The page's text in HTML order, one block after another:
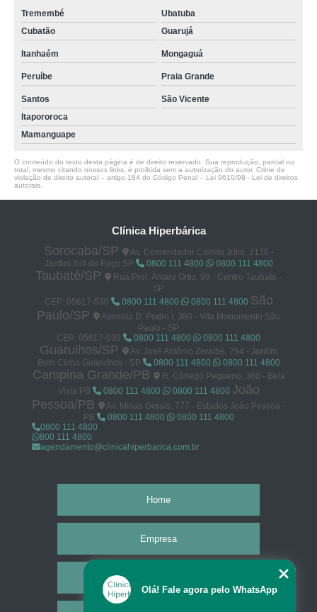
Tremembé
Ubatuba
Cubatão
Guarujá
Itanhaém Mongaguá
Peruíbe Praia Grande
Santos
São Vicente
Itapororoca
Mamanguape
O conteúdo do texto desta página é de direito reservado. Sua reprodução, parcial ou
total, mesmo citando nossos links, é proibida sem a autorização do autor. Crime de
violação de direito autoral – artigo 184 do Código Penal – Lei 9610/98 - Lei de direitos
autorais
Clínica Hiperbárica
Sorocaba/SP
Av. Comendador Camilo Júlio, 2136 -
Jardim Ibiti do Paço SP
0800 111 4800 0800 111 4800
Taubaté/SP
Rua Prof. Álvaro Ortiz, 98 - Centro Taubaté -
SP
CEP: 05617-030
0800 111 4800 0800 111 4800 São
Paulo/SP
Avenida D. Pedro I, 380 - Vila Monumento São
Paulo - SP
CEP: 05617-030
0800 111 4800 0800 111 4800
Guarulhos/SP
Av. José Antônio Zeraibe, 754 - Jardim
Bom Clima Guarulhos - SP
0800 111 4800 0800 111 4800
Campina Grande/PB
R. Cônego Pequeno, 360 - Bela
Vista PB
0800 111 4800 0800 111 4800 João
Pessoa/PB
Av. Minas Gerais, 777 - Estados João Pessoa -
PB
0800 111 4800
0800 111 4800
0800 111 4800
800 111 4800
agendamento@clinicahiperbarica.com.br
Home
Empresa
Olá! Fale agora pelo WhatsApp